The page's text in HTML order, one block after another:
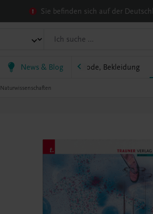
Sie befinden sich auf der
News & Blog
Konditorei, Bäckerei Mode, Bekleidung
Naturwissenschaften